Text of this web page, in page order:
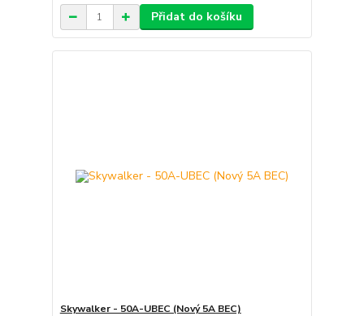
Přidat do košíku
Skywalker - 50A-UBEC (Nový 5A BEC)